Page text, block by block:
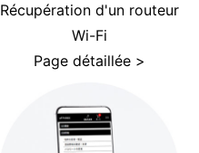
Récupération d'un routeur
Wi-Fi
Page détaillée >